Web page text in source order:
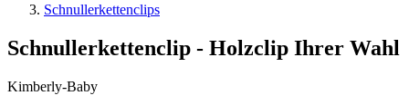
Schnullerkettenclips
Schnullerkettenclip - Holzclip Ihrer Wahl
Kimberly-Baby